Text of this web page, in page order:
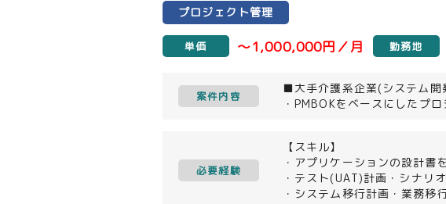
プロジェクト管理
単価 ～1,000,000円／月 勤務地
案件内容
■大手介護系企業(システム開
・PMBOKをベースにしたプ
必要経験
【スキル】
・アプリケーションの設計書
・テスト(UAT)計画・シナリ
・システム移行計画・業務移